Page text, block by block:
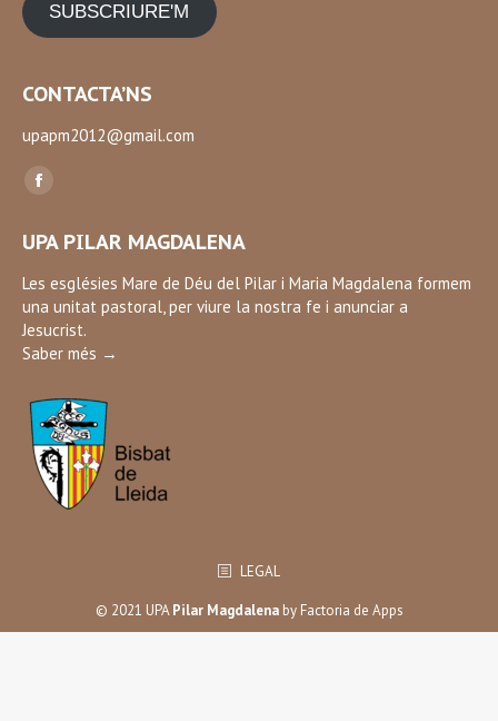
SUBSCRIURE'M
CONTACTA’NS
upapm2012@gmail.com
Find us on:
Facebook
opens
in
new
window
UPA PILAR MAGDALENA
Les esglésies Mare de Déu del Pilar i Maria Magdalena formem
una unitat pastoral, per viure la nostra fe i anunciar a
Jesucrist.
Saber més →
LEGAL
© 2021 UPAPilar Magdalenaby Factoria de Apps